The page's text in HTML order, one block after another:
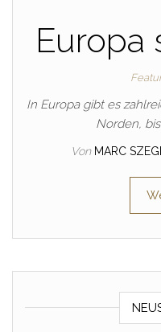
Europa
In Europa gibt es
Norden,
Von MARC